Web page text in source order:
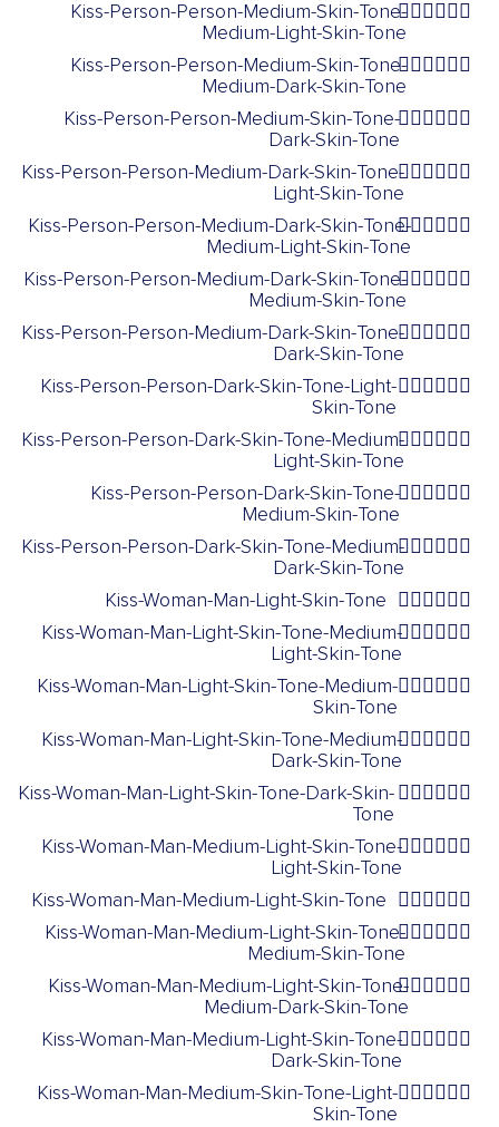
🧑🏽‍❤️‍💋‍🧑🏼
Kiss-Person-Person-Medium-Skin-Tone-
Medium-Light-Skin-Tone
🧑🏽‍❤️‍💋‍🧑🏾
Kiss-Person-Person-Medium-Skin-Tone-
Medium-Dark-Skin-Tone
🧑🏽‍❤️‍💋‍🧑🏿
Kiss-Person-Person-Medium-Skin-Tone-
Dark-Skin-Tone
🧑🏾‍❤️‍💋‍🧑🏻
Kiss-Person-Person-Medium-Dark-Skin-Tone-
Light-Skin-Tone
🧑🏾‍❤️‍💋‍🧑🏼
Kiss-Person-Person-Medium-Dark-Skin-Tone-
Medium-Light-Skin-Tone
🧑🏾‍❤️‍💋‍🧑🏽
Kiss-Person-Person-Medium-Dark-Skin-Tone-
Medium-Skin-Tone
🧑🏾‍❤️‍💋‍🧑🏿
Kiss-Person-Person-Medium-Dark-Skin-Tone-
Dark-Skin-Tone
🧑🏿‍❤️‍💋‍🧑🏻
Kiss-Person-Person-Dark-Skin-Tone-Light-
Skin-Tone
🧑🏿‍❤️‍💋‍🧑🏼
Kiss-Person-Person-Dark-Skin-Tone-Medium-
Light-Skin-Tone
🧑🏿‍❤️‍💋‍🧑🏽
Kiss-Person-Person-Dark-Skin-Tone-
Medium-Skin-Tone
🧑🏿‍❤️‍💋‍🧑🏾
Kiss-Person-Person-Dark-Skin-Tone-Medium-
Dark-Skin-Tone
👩🏻‍❤️‍💋‍👨🏻
Kiss-Woman-Man-Light-Skin-Tone
👩🏻‍❤️‍💋‍👨🏼
Kiss-Woman-Man-Light-Skin-Tone-Medium-
Light-Skin-Tone
👩🏻‍❤️‍💋‍👨🏽
Kiss-Woman-Man-Light-Skin-Tone-Medium-
Skin-Tone
👩🏻‍❤️‍💋‍👨🏾
Kiss-Woman-Man-Light-Skin-Tone-Medium-
Dark-Skin-Tone
👩🏻‍❤️‍💋‍👨🏿
Kiss-Woman-Man-Light-Skin-Tone-Dark-Skin-
Tone
👩🏼‍❤️‍💋‍👨🏻
Kiss-Woman-Man-Medium-Light-Skin-Tone-
Light-Skin-Tone
👩🏼‍❤️‍💋‍👨🏼
Kiss-Woman-Man-Medium-Light-Skin-Tone
👩🏼‍❤️‍💋‍👨🏽
Kiss-Woman-Man-Medium-Light-Skin-Tone-
Medium-Skin-Tone
👩🏼‍❤️‍💋‍👨🏾
Kiss-Woman-Man-Medium-Light-Skin-Tone-
Medium-Dark-Skin-Tone
👩🏼‍❤️‍💋‍👨🏿
Kiss-Woman-Man-Medium-Light-Skin-Tone-
Dark-Skin-Tone
👩🏽‍❤️‍💋‍👨🏻
Kiss-Woman-Man-Medium-Skin-Tone-Light-
Skin-Tone